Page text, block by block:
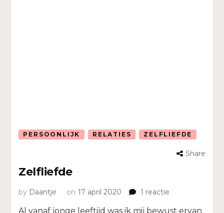
PERSOONLIJK RELATIES ZELFLIEFDE
Share
Zelfliefde
by Daantje on 17 april 2020 1 reactie
Al vanaf jonge leeftijd was ik mij bewust ervan